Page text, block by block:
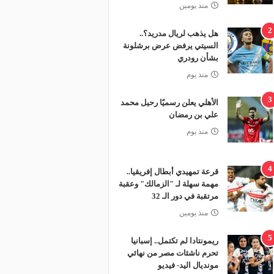
منذ يومين
2
هل يذهب لريال مدريد؟..
السيتي يرفض عرض برشلونة
بشأن رودري
منذ يوم
3
الأهلي يعلن رسميًا رحيل محمد
علي بن رمضان
منذ يوم
4
قرعة تمهيدي أبطال إفريقيا..
مهمة سهلة لـ "الزمالك" وعقبة
مرتقبة في دور الـ 32
منذ يومين
5
ريمونتادا لم تكتمل.. إسبانيا
تحرم ناشئات مصر من نهائي
مونديال اليد- فيديو